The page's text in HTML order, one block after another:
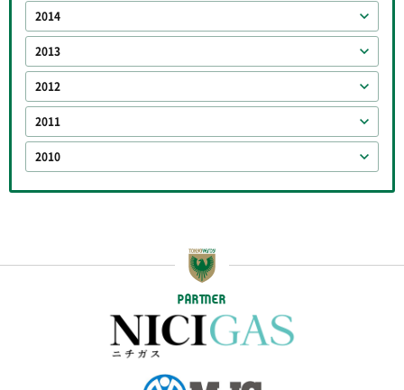
2014
2013
2012
2011
2010
PARTNER